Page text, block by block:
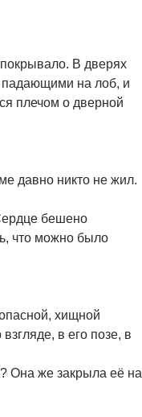
покрывало. В дверях
на лоб, и
плечом о дверной
давно никто не жил.
бешено
что можно было
хищной
в его позе, в
Она же закрыла её на